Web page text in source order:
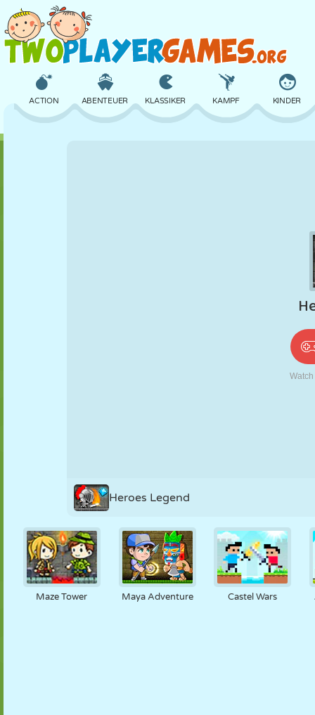
ACTION ABENTEUER KLASSIKER KAMPF KINDER
ROBOTER
Heroes Legend
Maze Tower Maya Adventure Castel Wars